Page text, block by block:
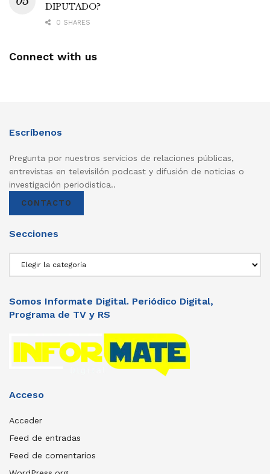
DIPUTADO?
0 SHARES
Connect with us
Escríbenos
Pregunta por nuestros servicios de relaciones públicas,
entrevistas en televisilón podcast y difusión de noticias o
investigación periodistica..
CONTACTO
Secciones
Somos Informate Digital. Periódico Digital,
Programa de TV y RS
Acceso
Acceder
Feed de entradas
Feed de comentarios